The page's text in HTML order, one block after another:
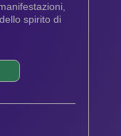
spirito di